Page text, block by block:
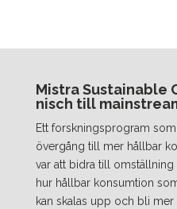
Mistra Sustainable
nisch till
Ett forskningsprogram
övergång till mer hållbar
var att bidra till
hur hållbar konsumtion
kan skalas upp och bli